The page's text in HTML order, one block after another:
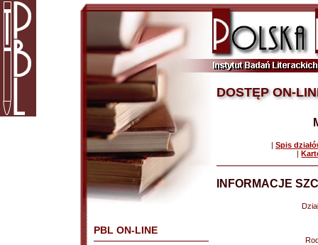
PBL ON-LINE
DOSTĘP ON-
| Spis
|
INFORMACJE